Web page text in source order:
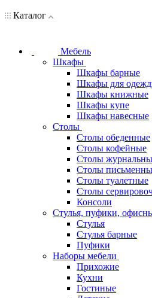
Каталог
Мебель
Шкафы
Шкафы барные
Шкафы для
Шкафы книжные
Шкафы купе
Шкафы навесные
Столы
Столы обеденные
Столы кофейные
Столы
Столы
Столы туалетные
Столы
Консоли
Стулья, пуфики,
Стулья
Стулья барные
Пуфики
Наборы мебели
Прихожие
Кухни
Гостиные